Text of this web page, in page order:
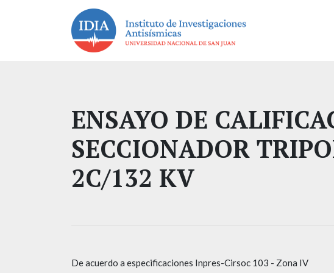
ENSAYO DE
SECCIONADOR
2C/132 KV
De acuerdo a especificaciones Inpres-Cirsoc 103 - Zona IV